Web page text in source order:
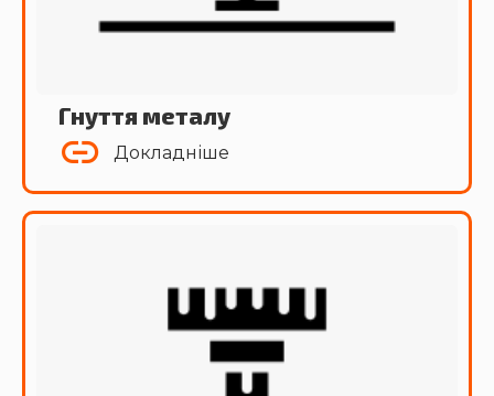
Гнуття металу
Докладніше